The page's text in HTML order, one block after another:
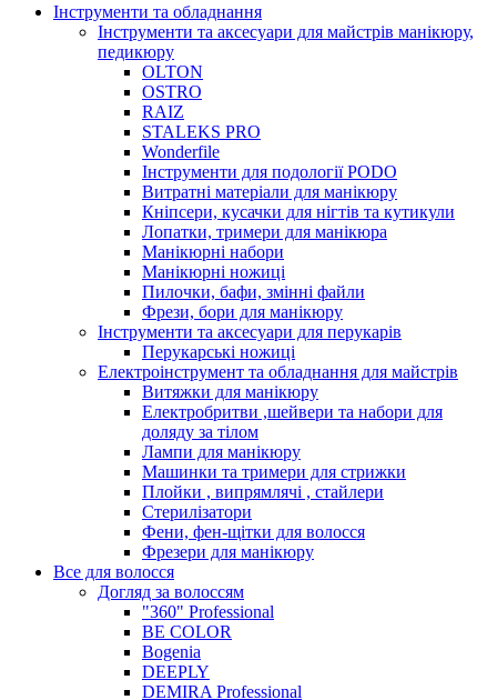
Інструменти та обладнання
Інструменти та аксесуари для майстрів манікюру,
педикюру
OLTON
OSTRO
RAIZ
STALEKS PRO
Wonderfile
Інструменти для подології PODO
Витратні матеріали для манікюру
Кніпсери, кусачки для нігтів та кутикули
Лопатки, тримери для манікюра
Манікюрні набори
Манікюрні ножиці
Пилочки, бафи, змінні файли
Фрези, бори для манікюру
Інструменти та аксесуари для перукарів
Перукарські ножиці
Електроінструмент та обладнання для майстрів
Витяжки для манікюру
Електробритви ,шейвери та набори для
доляду за тілом
Лампи для манікюру
Машинки та тримери для стрижки
Плойки , випрямлячі , стайлери
Стерилізатори
Фени, фен-щітки для волосся
Фрезери для манікюру
Все для волосся
Догляд за волоссям
"360" Professional
BE COLOR
Bogenia
DEEPLY
DEMIRA Professional